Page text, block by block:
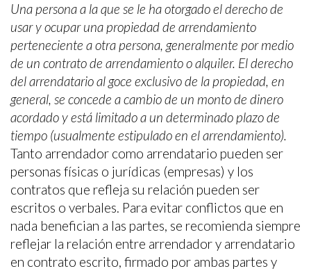
Una persona a la que se le ha otorgado el derecho de
usar y ocupar una propiedad de arrendamiento
perteneciente a otra persona, generalmente por medio
de un contrato de arrendamiento o alquiler. El derecho
del arrendatario al goce exclusivo de la propiedad, en
general, se concede a cambio de un monto de dinero
acordado y está limitado a un determinado plazo de
tiempo (usualmente estipulado en el arrendamiento).
Tanto arrendador como arrendatario pueden ser
personas físicas o jurídicas (empresas) y los
contratos que refleja su relación pueden ser
escritos o verbales. Para evitar conflictos que en
nada benefician a las partes, se recomienda siempre
reflejar la relación entre arrendador y arrendatario
en contrato escrito, firmado por ambas partes y